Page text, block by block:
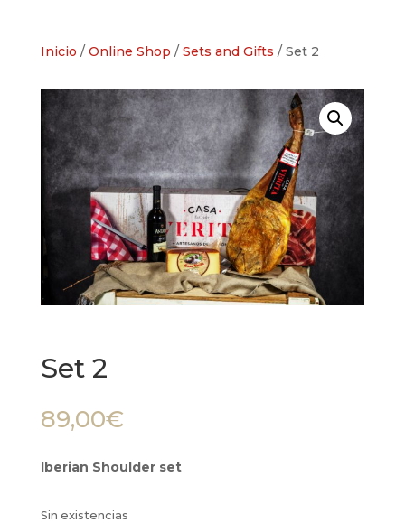
Inicio / Online Shop / Sets and Gifts / Set 2
Set 2
89,00€
Iberian Shoulder set
Sin existencias